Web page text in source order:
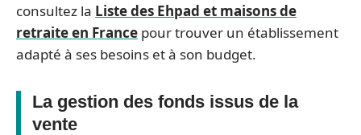
consultez la Liste des Ehpad et maisons de
retraite en France pour trouver un établissement
adapté à ses besoins et à son budget.
La gestion des fonds issus de la
vente